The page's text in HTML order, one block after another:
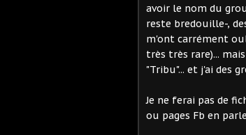
avoir le nom du
reste bredouille-,
m'ont carrément
très très rare)...
"Tribu"... et j'ai des
Je ne ferai pas de
ou pages Fb en